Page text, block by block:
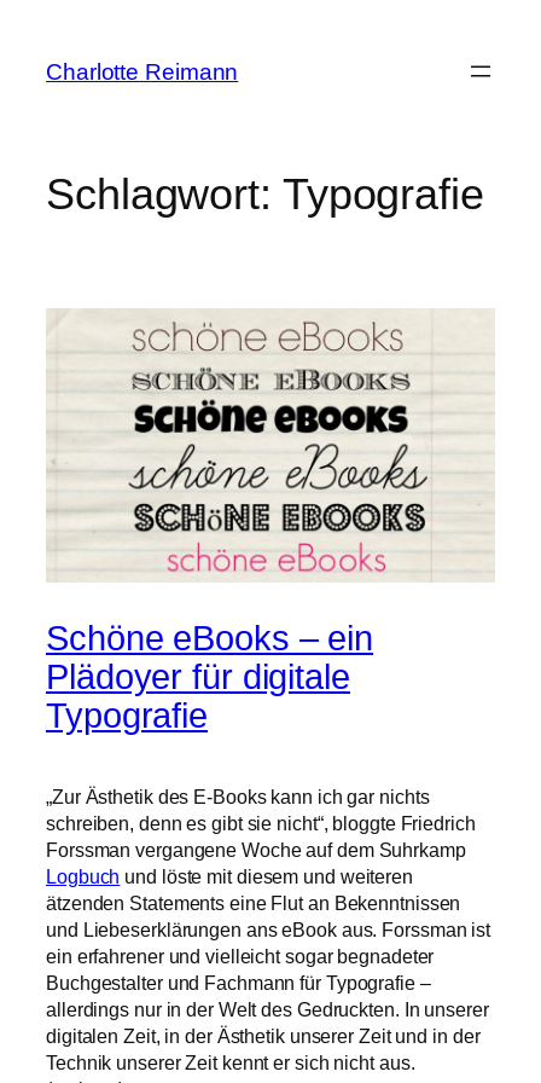
springen
Charlotte Reimann
Schlagwort: Typografie
Schöne eBooks – ein
Plädoyer für digitale
Typografie
„Zur Ästhetik des E-Books kann ich gar nichts
schreiben, denn es gibt sie nicht“, bloggte Friedrich
Forssman vergangene Woche auf dem Suhrkamp
Logbuch und löste mit diesem und weiteren
ätzenden Statements eine Flut an Bekenntnissen
und Liebeserklärungen ans eBook aus. Forssman ist
ein erfahrener und vielleicht sogar begnadeter
Buchgestalter und Fachmann für Typografie –
allerdings nur in der Welt des Gedruckten. In unserer
digitalen Zeit, in der Ästhetik unserer Zeit und in der
Technik unserer Zeit kennt er sich nicht aus.